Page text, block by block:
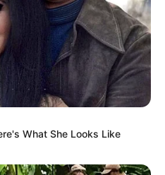
What She Looks Like